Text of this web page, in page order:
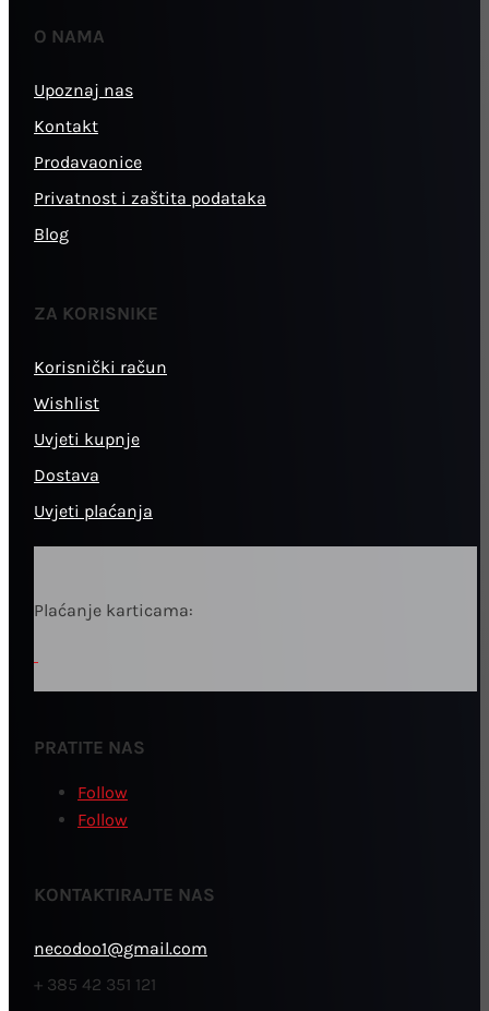
O NAMA
Upoznaj nas
Kontakt
Prodavaonice
Privatnost i zaštita podataka
Blog
ZA KORISNIKE
Korisnički račun
Wishlist
Uvjeti kupnje
Dostava
Uvjeti plaćanja
Plaćanje karticama:
PRATITE NAS
Follow
Follow
KONTAKTIRAJTE NAS
necodoo1@gmail.com
+ 385 42 351 121